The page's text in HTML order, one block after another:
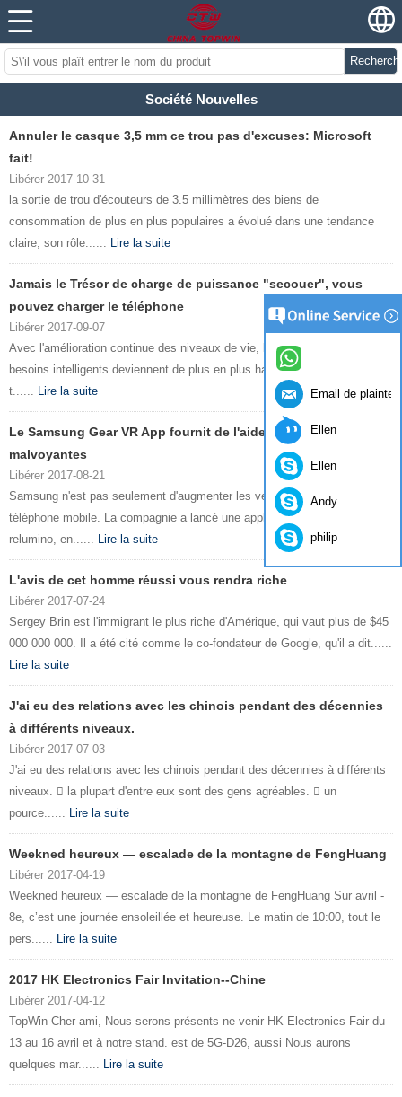
Société Nouvelles
Annuler le casque 3,5 mm ce trou pas d'excuses: Microsoft
fait!
Libérer 2017-10-31
la sortie de trou d'écouteurs de 3.5 millimètres des biens de
consommation de plus en plus populaires a évolué dans une tendance
claire, son rôle...... Lire la suite
Jamais le Trésor de charge de puissance "secouer", vous
pouvez charger le téléphone
Libérer 2017-09-07
Avec l'amélioration continue des niveaux de vie, les personnes pour des
besoins intelligents deviennent de plus en plus haut, particulièrement le
t...... Lire la suite
Le Samsung Gear VR App fournit de l'aide pour les personnes
malvoyantes
Libérer 2017-08-21
Samsung n'est pas seulement d'augmenter les ventes par VR casque de
téléphone mobile. La compagnie a lancé une application de C-Lab de
relumino, en...... Lire la suite
L'avis de cet homme réussi vous rendra riche
Libérer 2017-07-24
Sergey Brin est l'immigrant le plus riche d'Amérique, qui vaut plus de $45
000 000 000. Il a été cité comme le co-fondateur de Google, qu'il a dit......
Lire la suite
J'ai eu des relations avec les chinois pendant des décennies
à différents niveaux.
Libérer 2017-07-03
J'ai eu des relations avec les chinois pendant des décennies à différents
niveaux.  la plupart d'entre eux sont des gens agréables.  un
pource...... Lire la suite
Weekned heureux — escalade de la montagne de FengHuang
Libérer 2017-04-19
Weekned heureux — escalade de la montagne de FengHuang Sur avril -
8e, c’est une journée ensoleillée et heureuse. Le matin de 10:00, tout le
pers...... Lire la suite
2017 HK Electronics Fair Invitation--Chine
Libérer 2017-04-12
TopWin Cher ami, Nous serons présents ne venir HK Electronics Fair du
13 au 16 avril et à notre stand. est de 5G-D26, aussi Nous aurons
quelques mar...... Lire la suite
Email de plainte
Ellen
Ellen
Andy
philip